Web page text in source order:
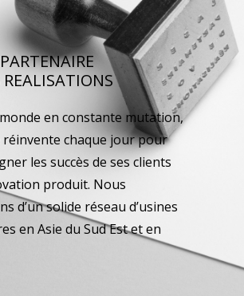
REALISATIONS
en constante mutation,
réinvente chaque jour pour
les succès de ses clients
produit. Nous
d’un solide réseau d’usines
en Asie du Sud Est et en